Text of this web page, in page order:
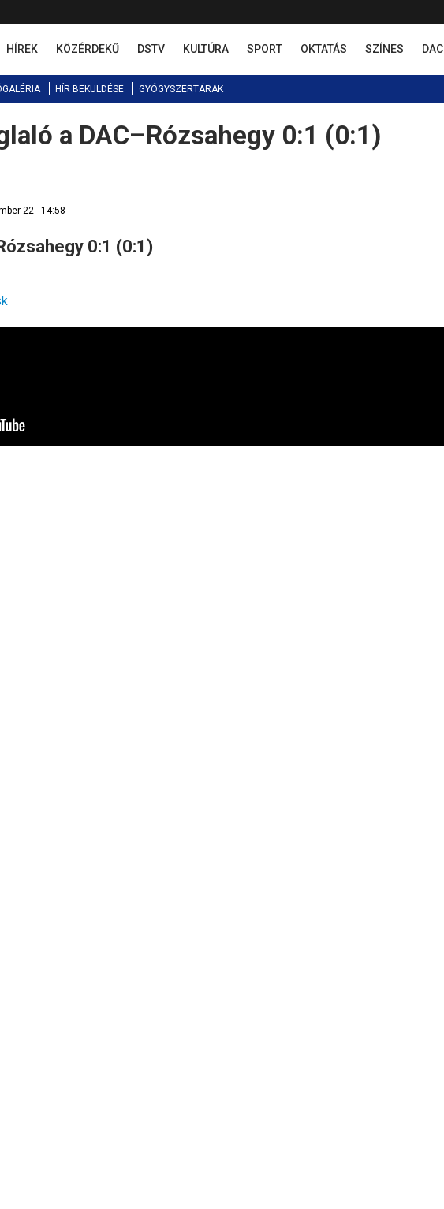
HÍREK KÖZÉRDEKŰ DSTV KULTÚRA SPORT OKTATÁS SZÍNES DAC
HÍR BEKÜLDÉSE GYÓGYSZERTÁRAK
a DAC–Rózsahegy 0:1 (0:1)
22 - 14:58
0:1 (0:1)